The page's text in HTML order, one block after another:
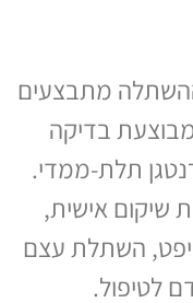
מתבצעים
מבוצעת בדיקה
תלת-ממדי.
שיקום אישית,
השתלת עצם
לטיפול.